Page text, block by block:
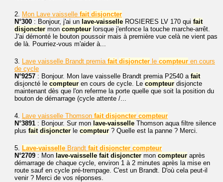
2. Mon Lave vaisselle fait disjoncter
N°300 : Bonjour, j'ai un lave-vaisselle ROSIERES LV 170 qui fait
disjoncter mon compteur lorsque j'enfonce la touche marche-arrêt.
J'ai démonté le bouton poussoir mais à première vue celà ne vient pas
de là. Pourriez-vous m'aider à...
3. Lave vaisselle Brandt premia fait disjoncter le compteur en cours
de cycle
N°9257 : Bonjour. Mon lave vaisselle Brandt premia P2540 a fait
disjoncté le compteur en cours de cycle. Le compteur disjoncte
maintenant dès que l'on referme la porte quelle que soit la position du
bouton de démarrage (cycle attente /...
4. Lave vaisselle Thomson fait disjoncter compteur
N°3891 : Bonjour. Sur mon lave-vaisselle Thomson aqua filtre silence
plus fait disjoncter le compteur ? Quelle est la panne ? Merci.
5. Lave-vaisselle Brandt fait disjoncter compteur
N°2709 : Mon lave-vaisselle fait disjoncter mon compteur après
démarrage de chaque cycle, environ 1 à 2 minutes après la mise en
route sauf en cycle pré-trempage. C'est un Brandt. D'où cela peut-il
venir ? Merci de vos réponses.